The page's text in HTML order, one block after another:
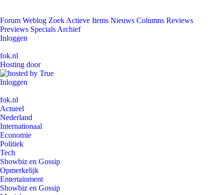
Forum Weblog Zoek Actieve Items Nieuws Columns Reviews
Previews Specials Archief
Inloggen
fok.nl
Hosting door
Inloggen
fok.nl
Actueel
Nederland
Internationaal
Economie
Politiek
Tech
Showbiz en Gossip
Opmerkelijk
Entertainment
Showbiz en Gossip